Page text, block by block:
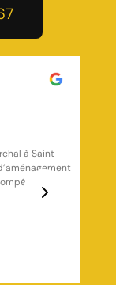
moi un
moins de 30
sourire. Je